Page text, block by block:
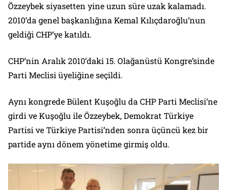
Özzeybek siyasetten yine uzun süre uzak kalamadı.
2010’da genel başkanlığına Kemal Kılıçdaroğlu’nun
geldiği CHP’ye katıldı.
CHP’nin Aralık 2010’daki 15. Olağanüstü Kongre’sinde
Parti Meclisi üyeliğine seçildi.
Aynı kongrede Bülent Kuşoğlu da CHP Parti Meclisi’ne
girdi ve Kuşoğlu ile Özzeybek, Demokrat Türkiye
Partisi ve Türkiye Partisi’nden sonra üçüncü kez bir
partide aynı dönem yönetime girmiş oldu.